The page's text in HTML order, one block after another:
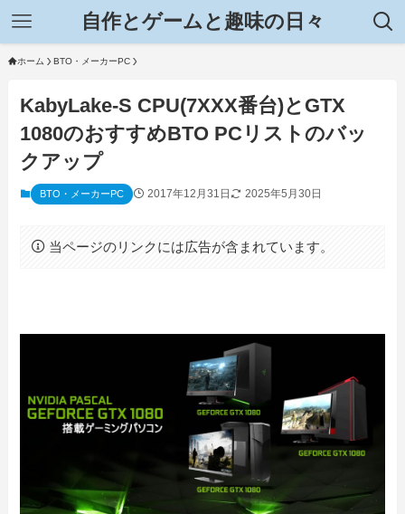
自作とゲームと趣味の日々
ホーム BTO・メーカーPC
KabyLake-S CPU(7XXX番台)とGTX
1080のおすすめBTO PCリストのバッ
クアップ
BTO・メーカーPC 2017年12月31日 2025年5月30日
当ページのリンクには広告が含まれています。